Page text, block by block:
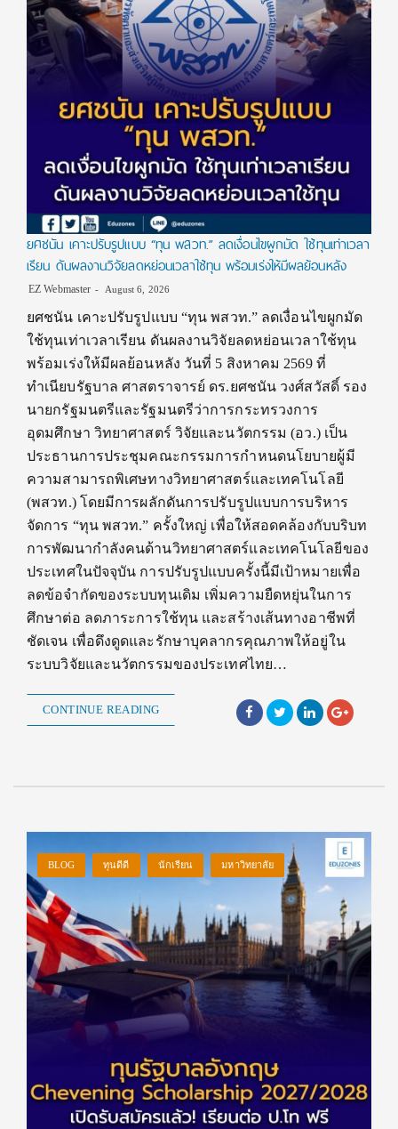
ยศชนัน เคาะปรับรูปแบบ “ทุน พสวท.” ลดเงื่อนไขผูกมัด ใช้ทุนเท่าเวลา
เรียน ดันผลงานวิจัยลดหย่อนเวลาใช้ทุน พร้อมเร่งให้มีผลย้อนหลัง
EZ Webmaster August 6, 2026
ยศชนัน เคาะปรับรูปแบบ “ทุน พสวท.” ลดเงื่อนไขผูกมัด
ใช้ทุนเท่าเวลาเรียน ดันผลงานวิจัยลดหย่อนเวลาใช้ทุน
พร้อมเร่งให้มีผลย้อนหลัง วันที่ 5 สิงหาคม 2569 ที่
ทำเนียบรัฐบาล ศาสตราจารย์ ดร.ยศชนัน วงศ์สวัสดิ์ รอง
นายกรัฐมนตรีและรัฐมนตรีว่าการกระทรวงการ
อุดมศึกษา วิทยาศาสตร์ วิจัยและนวัตกรรม (อว.) เป็น
ประธานการประชุมคณะกรรมการกำหนดนโยบายผู้มี
ความสามารถพิเศษทางวิทยาศาสตร์และเทคโนโลยี
(พสวท.) โดยมีการผลักดันการปรับรูปแบบการบริหาร
จัดการ “ทุน พสวท.” ครั้งใหญ่ เพื่อให้สอดคล้องกับบริบท
การพัฒนากำลังคนด้านวิทยาศาสตร์และเทคโนโลยีของ
ประเทศในปัจจุบัน การปรับรูปแบบครั้งนี้มีเป้าหมายเพื่อ
ลดข้อจำกัดของระบบทุนเดิม เพิ่มความยืดหยุ่นในการ
ศึกษาต่อ ลดภาระการใช้ทุน และสร้างเส้นทางอาชีพที่
ชัดเจน เพื่อดึงดูดและรักษาบุคลากรคุณภาพให้อยู่ใน
ระบบวิจัยและนวัตกรรมของประเทศไทย…
CONTINUE READING
BLOG ทุนดีดี นักเรียน มหาวิทยาลัย